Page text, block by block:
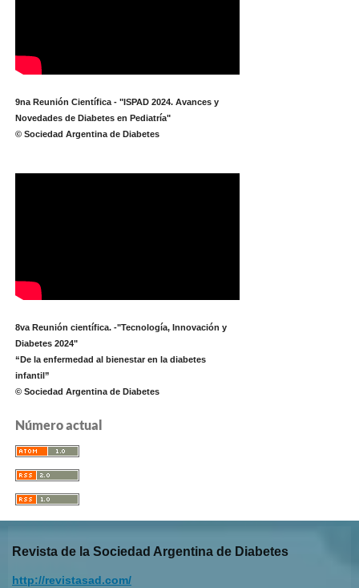
9na Reunión Científica - "ISPAD 2024. Avances y
Novedades de Diabetes en Pediatría"
© Sociedad Argentina de Diabetes
8va Reunión científica. -"Tecnología, Innovación y
Diabetes 2024"
“De la enfermedad al bienestar en la diabetes
infantil”
© Sociedad Argentina de Diabetes
Número actual
Revista de la Sociedad Argentina de Diabetes
http://revistasad.com/